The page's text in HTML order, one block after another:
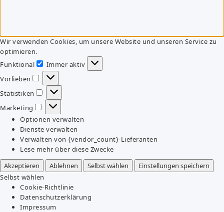
Wir verwenden Cookies, um unsere Website und unseren Service zu
optimieren.
Funktional
Funktional
Immer aktiv
Vorlieben
Vorlieben
Statistiken
Statistiken
Marketing
Marketing
Optionen verwalten
Dienste verwalten
Verwalten von {vendor_count}-Lieferanten
Lese mehr über diese Zwecke
Akzeptieren
Ablehnen Selbst wählen
Einstellungen speichern
Selbst wählen
Cookie-Richtlinie
Datenschutzerklärung
Impressum